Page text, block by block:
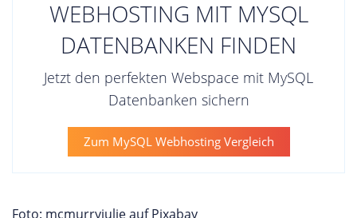
WEBHOSTING MIT MYSQL
DATENBANKEN FINDEN
Jetzt den perfekten Webspace mit MySQL
Datenbanken sichern
Zum MySQL Webhosting Vergleich
Foto: mcmurryjulie auf Pixabay